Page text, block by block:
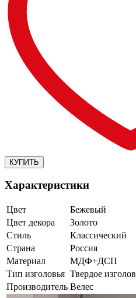
Характеристики
Цвет
Бежевый
Цвет декора
Золото
Стиль
Классический
Страна
Россия
Материал
МДФ+ДСП
Тип изголовья Твердое
Производитель Велес